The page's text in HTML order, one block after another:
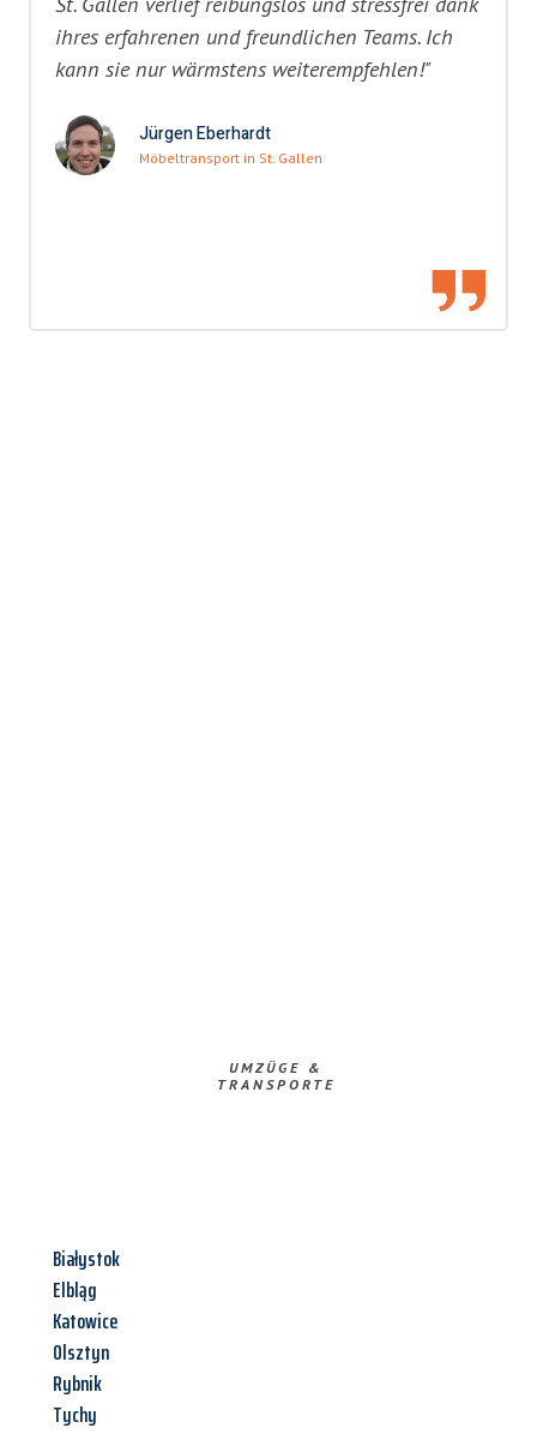
ihres erfahrenen und freundlichen Teams. Ich
kann sie nur wärmstens weiterempfehlen!"
Jürgen Eberhardt
Möbeltransport in St. Gallen
UMZÜGE &
TRANSPORTE
Białystok
Elbląg
Katowice
Olsztyn
Rybnik
Tychy